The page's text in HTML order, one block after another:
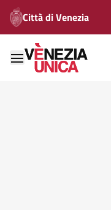
Città di Venezia